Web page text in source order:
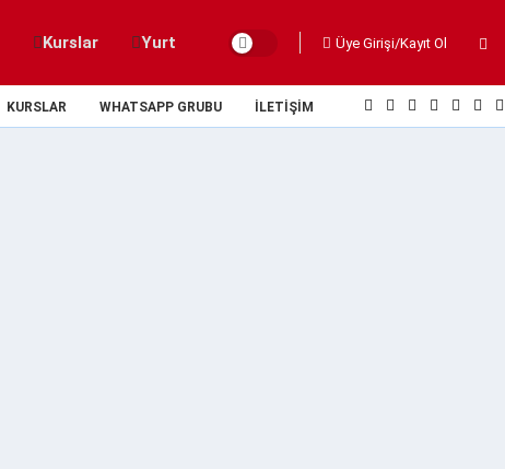
Kurslar Yurt Üye Girişi/Kayıt Ol
KURSLAR WHATSAPP GRUBU İLETIŞIM